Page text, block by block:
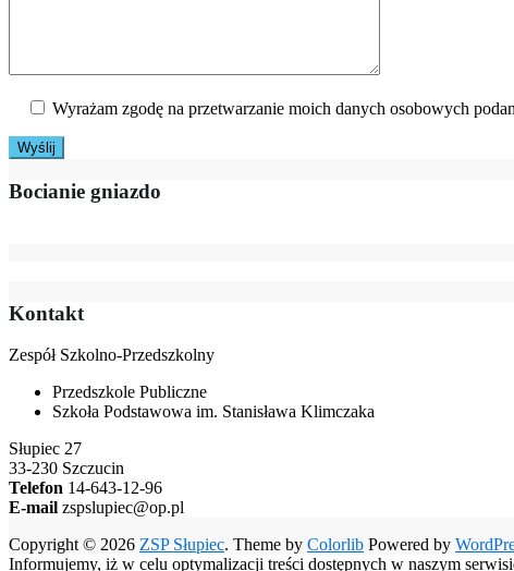
Wyrażam zgodę na przetwarzanie moich danych osobowych
Bocianie gniazdo
Kontakt
Zespół Szkolno-Przedszkolny
Przedszkole Publiczne
Szkoła Podstawowa im. Stanisława Klimczaka
Słupiec 27
33-230 Szczucin
Telefon 14-643-12-96
E-mail zspslupiec@op.pl
Copyright © 2026 ZSP Słupiec. Theme by Colorlib Powered by
Informujemy, iż w celu optymalizacji treści dostępnych w naszym